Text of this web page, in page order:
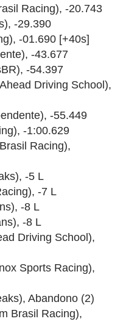
Racing), -20.743
-29.390
-01.690 [+40s]
-43.677
-54.397
Driving School),
-55.449
-1:00.629
Racing),
-5 L
-7 L
-8 L
-8 L
Driving School),
Sports Racing),
Abandono (2)
Brasil Racing),